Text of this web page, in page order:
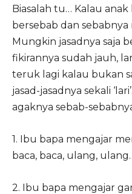
Biasalah tu… Kalau anak
bersebab dan
Mungkin jasadnya saja
fikirannya sudah jauh,
teruk lagi kalau bukan
jasad-jasadnya sekali
agaknya sebab-
1. Ibu bapa mengajar
baca, baca, ulang,
2. Ibu bapa mengajar